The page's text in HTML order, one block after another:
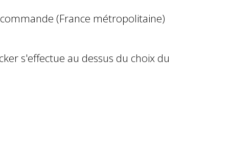
(France métropolitaine)
s'effectue au dessus du choix du